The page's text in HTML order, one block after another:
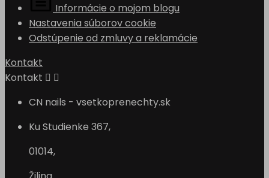
Informácie o mojom blogu
Nastavenia súborov cookie
Odstúpenie od zmluvy a reklamácie
Kontakt
Kontakt  
CN nails - vsetkoprenechty.sk
Ku Studienke 367,
01014,